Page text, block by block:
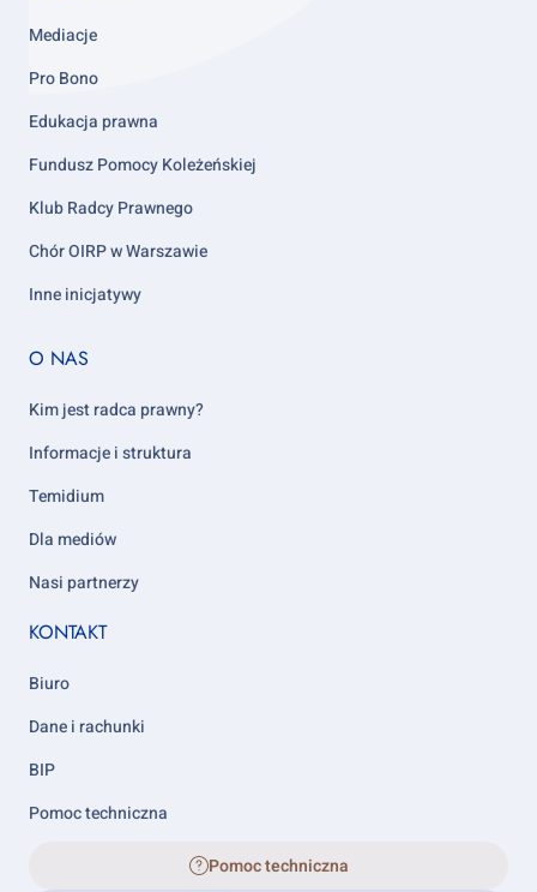
Mediacje
Pro Bono
Edukacja prawna
Fundusz Pomocy Koleżeńskiej
Klub Radcy Prawnego
Chór OIRP w Warszawie
Inne inicjatywy
Footer
5
O NAS
Kim jest radca prawny?
Informacje i struktura
Temidium
Dla mediów
Nasi partnerzy
KONTAKT
Biuro
Dane i rachunki
BIP
Pomoc techniczna
Pomoc techniczna